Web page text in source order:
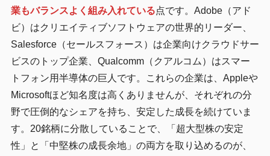
業もバランスよく組み入れている点です。Adobe（アド
ビ）はクリエイティブソフトウェアの世界的リーダー、
Salesforce（セールスフォース）は企業向けクラウドサー
ビスのトップ企業、Qualcomm（クアルコム）はスマー
トフォン用半導体の巨人です。これらの企業は、Appleや
Microsoftほど知名度は高くありませんが、それぞれの分
野で圧倒的なシェアを持ち、安定した成長を続けていま
す。20銘柄に分散していることで、「超大型株の安定
性」と「中堅株の成長余地」の両方を取り込めるのが、